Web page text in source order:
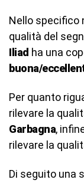
Nello specifico
qualità del
Iliad ha una
buona/
Per quanto
rilevare la
Garbagna,
rilevare la
Di seguito una